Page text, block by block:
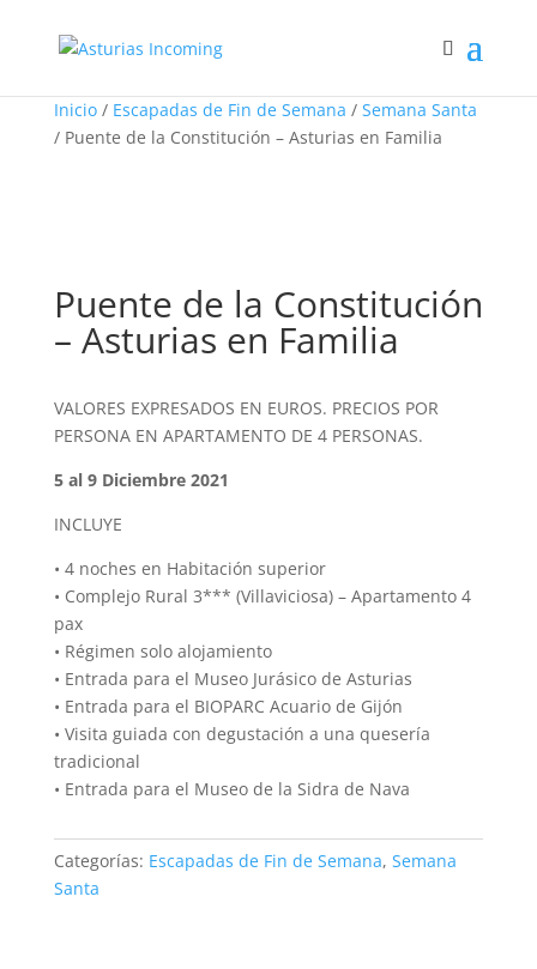
Inicio/ Escapadas de Fin de Semana / Semana Santa
/ Puente de la Constitución – Asturias en Familia
Puente de la Constitución
– Asturias en Familia
VALORES EXPRESADOS EN EUROS. PRECIOS POR
PERSONA EN APARTAMENTO DE 4 PERSONAS.
5 al 9 Diciembre 2021
INCLUYE
• 4 noches en Habitación superior
• Complejo Rural 3*** (Villaviciosa) – Apartamento 4
pax
• Régimen solo alojamiento
• Entrada para el Museo Jurásico de Asturias
• Entrada para el BIOPARC Acuario de Gijón
• Visita guiada con degustación a una quesería
tradicional
• Entrada para el Museo de la Sidra de Nava
Categorías: Escapadas de Fin de Semana, Semana
Santa